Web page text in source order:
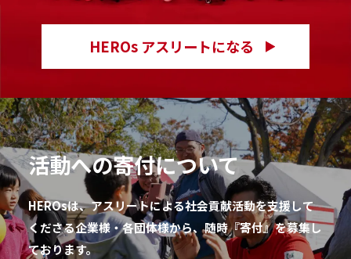
HEROs アスリートになる
活動への寄付について
HEROsは、アスリートによる社会貢献活動を支援して
くださる企業様・各団体様から、随時『寄付』を募集し
ております。